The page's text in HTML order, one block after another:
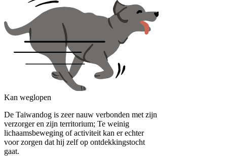
Kan weglopen
De Taiwandog is zeer nauw verbonden met zijn
verzorger en zijn territorium; Te weinig
lichaamsbeweging of activiteit kan er echter
voor zorgen dat hij zelf op ontdekkingstocht
gaat.